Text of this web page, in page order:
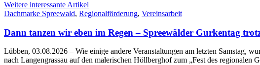
Weitere interessante Artikel
Dachmarke Spreewald, Regionalförderung, Vereinsarbeit
Dann tanzen wir eben im Regen – Spreewälder Gurkentag
Lübben, 03.08.2026 – Wie einige andere Veranstaltungen am letzten Samstag,
nach Langengrassau auf den malerischen Höllberghof zum „Fest des regionalen